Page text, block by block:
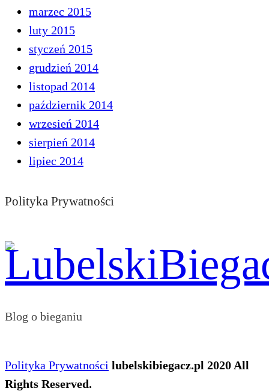
marzec 2015
luty 2015
styczeń 2015
grudzień 2014
listopad 2014
październik 2014
wrzesień 2014
sierpień 2014
lipiec 2014
Polityka Prywatności
Blog o bieganiu
Polityka Prywatności lubelskibiegacz.pl 2020 All
Rights Reserved.